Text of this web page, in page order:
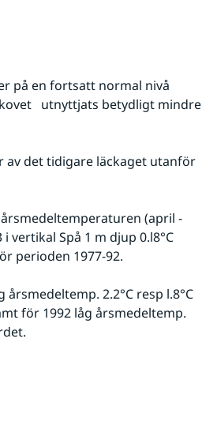
på en fortsatt normal nivå
utnyttjats betydligt mindre
av det tidigare läckaget utanför
(april -
vertikal Spå 1 m djup 0.l8°C
perioden 1977-92.
årsmedeltemp. 2.2°C resp l.8°C
för 1992 låg årsmedeltemp.